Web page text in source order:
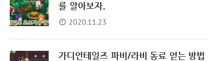
를 알아보자.
2020.11.23
가디언테일즈 파비/라비 동료 얻는 방법